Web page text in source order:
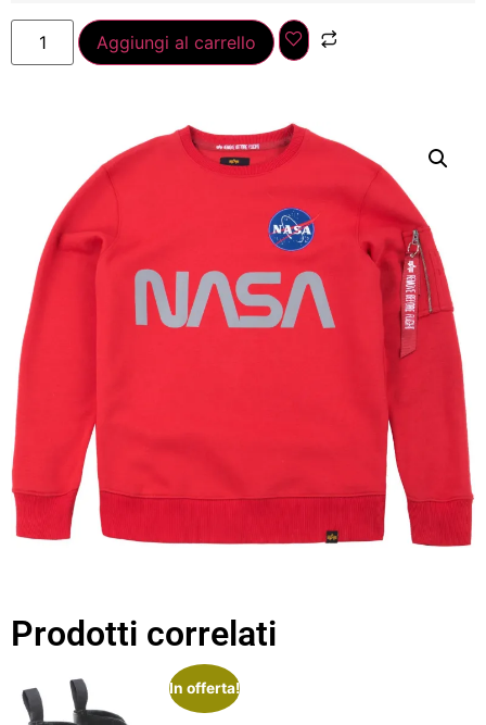
Aggiungi al carrello
Prodotti correlati
In offerta!